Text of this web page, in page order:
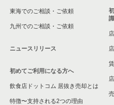
箕面市の飲食店の居抜き売却物
大阪市淀川区の飲食店の居抜き
大阪市東成区の飲食店の居抜き
大阪市城東区の飲食店の居抜き売
大阪市旭区の飲食店の居抜き売
東海でのご相談・ご依頼
九州でのご相談・ご依頼
ニュースリリース
初めてご利用になる方へ
飲食店ドットコム 居抜き売却とは
特徴〜支持される2つの理由
識